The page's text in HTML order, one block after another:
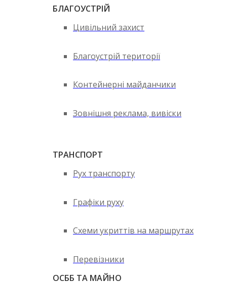
БЛАГОУСТРІЙ
Цивільний захист
Благоустрій території
Контейнерні майданчики
Зовнішня реклама, вивіски
ТРАНСПОРТ
Рух транспорту
Графіки руху
Схеми укриттів на маршрутах
Перевізники
ОСББ ТА МАЙНО